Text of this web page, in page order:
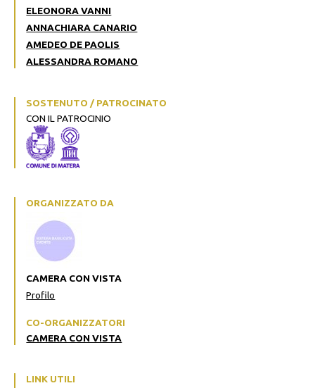
ELEONORA VANNI
ANNACHIARA CANARIO
AMEDEO DE PAOLIS
ALESSANDRA ROMANO
SOSTENUTO / PATROCINATO
CON IL PATROCINIO
ORGANIZZATO DA
CAMERA CON VISTA
Profilo
CO-ORGANIZZATORI
CAMERA CON VISTA
LINK UTILI